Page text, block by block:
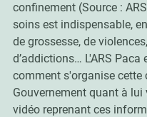
confinement (Source :
soins est indispensable,
de grossesse, de
d’addictions… L'ARS
comment s'organise cette
Gouvernement quant à
vidéo reprenant ces